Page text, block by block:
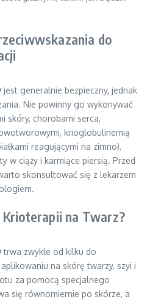
do
jest generalnie bezpieczny, jednak
Nie powinny go wykonywać
skóry, chorobami serca,
krioglobulinemią
reagującymi na zimno),
w ciąży i karmiące piersią. Przed
skonsultować się z lekarzem
Krioterapii na Twarz?
trwa zwykle od kilku do
na skórę twarzy, szyi i
za pomocą specjalnego
się równomiernie po skórze, a